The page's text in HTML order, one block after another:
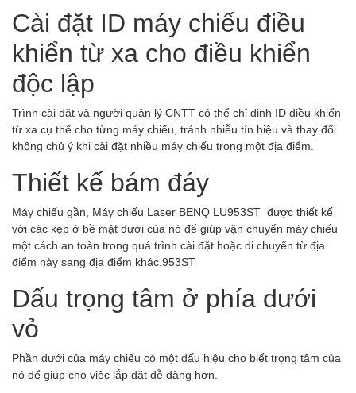
Cài đặt ID máy chiếu điều
khiển từ xa cho điều khiển
độc lập
Trình cài đặt và người quản lý CNTT có thể chỉ định ID điều khiển
từ xa cụ thể cho từng máy chiếu, tránh nhiễu tín hiệu và thay đổi
không chủ ý khi cài đặt nhiều máy chiếu trong một địa điểm.
Thiết kế bám đáy
Máy chiếu gần, Máy chiếu Laser BENQ LU953ST được thiết kế
với các kẹp ở bề mặt dưới của nó để giúp vận chuyển máy chiếu
một cách an toàn trong quá trình cài đặt hoặc di chuyển từ địa
điểm này sang địa điểm khác.953ST
Dấu trọng tâm ở phía dưới
vỏ
Phần dưới của máy chiếu có một dấu hiệu cho biết trọng tâm của
nó để giúp cho việc lắp đặt dễ dàng hơn.